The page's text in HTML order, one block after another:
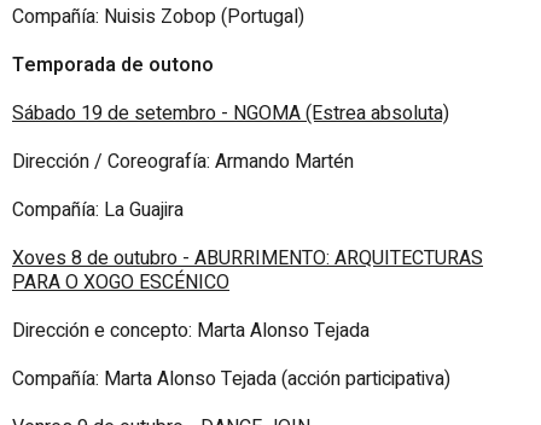
Compañía: Nuisis Zobop (Portugal)
Temporada de outono
Sábado 19 de setembro - NGOMA (Estrea absoluta)
Dirección / Coreografía: Armando Martén
Compañía: La Guajira
Xoves 8 de outubro - ABURRIMENTO: ARQUITECTURAS
PARA O XOGO ESCÉNICO
Dirección e concepto: Marta Alonso Tejada
Compañía: Marta Alonso Tejada (acción participativa)